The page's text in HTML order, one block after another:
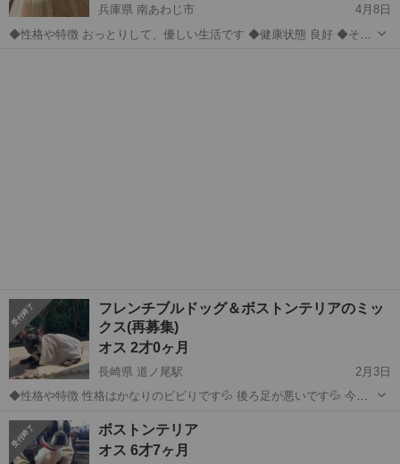
兵庫県 南あわじ市
4月8日
◆性格や特徴 おっとりして、優しい生活です ◆健康状態 良好 ◆その
フレンチブルドッグ＆ボストンテリアのミッ
クス(再募集)
オス 2才0ヶ月
長崎県 道ノ尾駅
2月3日
◆性格や特徴 性格はかなりのビビりです💦 後ろ足が悪いです💦 今ト
飯のマテは出来ますが後ろ足が悪い為ちゃんと座ることが出来ないで
す。 2024,０２，１４生まれ...
長崎 長崎市
ボストンテリア
オス 6才7ヶ月